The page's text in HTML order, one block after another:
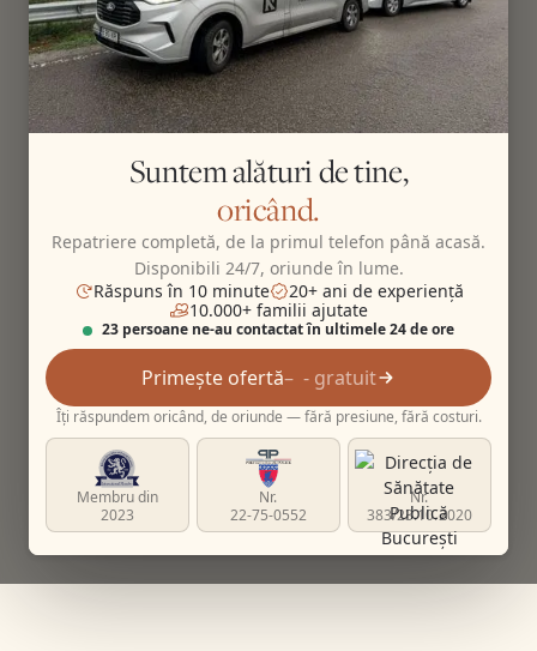
Suntem alături de tine,
oricând.
Repatriere completă, de la primul telefon până acasă.
Disponibili 24/7, oriunde în lume.
Răspuns în 10 minute
20+ ani de experiență
10.000+ familii ajutate
23 persoane ne-au contactat în ultimele 24 de ore
Primește ofertă - gratuit
Îți răspundem oricând, de oriunde — fără presiune, fără costuri.
Membru din
2023
Nr.
22-75-0552
Nr.
383/23.10.2020